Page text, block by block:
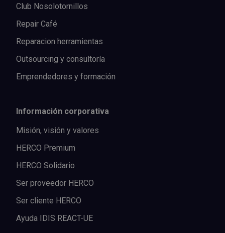
Club Nosolotornillos
Repair Café
Reparacion herramientas
Outsourcing y consultoría
Emprendedores y formación
Información corporativa
Misión, visión y valores
HERCO Premium
HERCO Solidario
Ser proveedor HERCO
Ser cliente HERCO
Ayuda IDIS REACT-UE